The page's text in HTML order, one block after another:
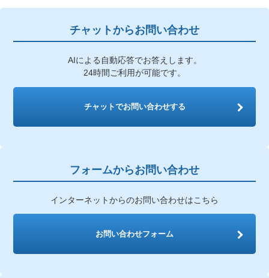
チャットからお問い合わせ
AIによる自動応答でお答えします。
24時間ご利用が可能です。
チャットでお問い合わせする
フォームからお問い合わせ
インターネットからのお問い合わせはこちら
お問い合わせフォーム